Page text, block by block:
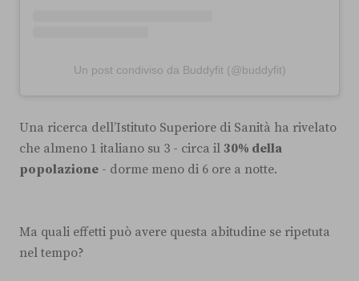
Un post condiviso da Buddyfit (@buddyfit)
Una ricerca dell’Istituto Superiore di Sanità ha rivelato
che almeno 1 italiano su 3 - circa il 30% della
popolazione - dorme meno di 6 ore a notte.
Ma quali effetti può avere questa abitudine se ripetuta
nel tempo?